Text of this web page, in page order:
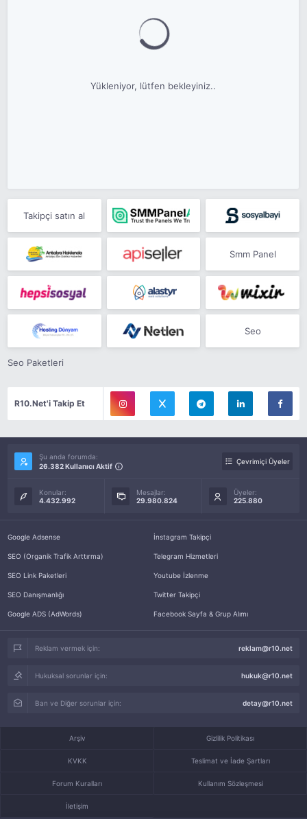
Yükleniyor, lütfen bekleyiniz..
Takipçi satın al
Smm Panel
Seo
Seo Paketleri
R10.Net'i Takip Et
Şu anda forumda:
26.382 Kullanıcı Aktif
Çevrimiçi Üyeler
Konular:
4.432.992
Mesajlar:
29.980.824
Üyeler:
225.880
Google Adsense
SEO (Organik Trafik Arttırma)
SEO Link Paketleri
SEO Danışmanlığı
Google ADS (AdWords)
İnstagram Takipçi
Telegram Hizmetleri
Youtube İzlenme
Twitter Takipçi
Facebook Sayfa & Grup Alımı
Reklam vermek için: reklam@r10.net
Hukuksal sorunlar için: hukuk@r10.net
Ban ve Diğer sorunlar için: detay@r10.net
Arşiv Gizlilik Politikası
KVKK Teslimat ve İade Şartları
Forum Kuralları Kullanım Sözleşmesi
İletişim